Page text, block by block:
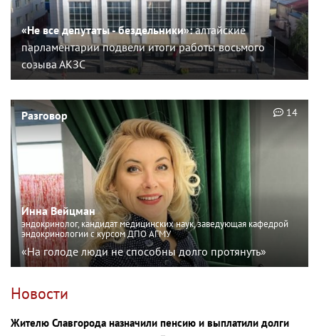
«Не все депутаты - бездельники»:алтайские
парламентарии подвели итоги работы восьмого
созыва АКЗС
Разговор
Инна Вейцман
эндокринолог, кандидат медицинских наук, заведующая кафедрой
эндокринологии с курсом ДПО АГМУ
«На голоде люди не способны долго протянуть»
14
Новости
Жителю Славгорода назначили пенсию и выплатили долги